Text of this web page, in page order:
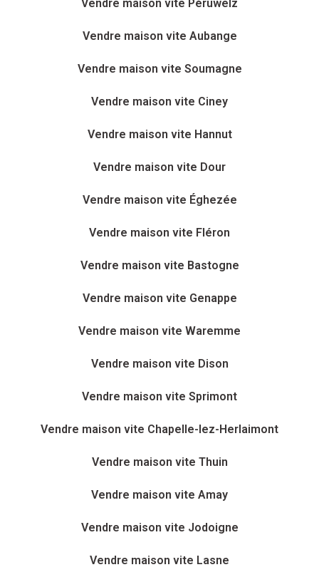
Vendre maison vite Péruwelz
Vendre maison vite Aubange
Vendre maison vite Soumagne
Vendre maison vite Ciney
Vendre maison vite Hannut
Vendre maison vite Dour
Vendre maison vite Éghezée
Vendre maison vite Fléron
Vendre maison vite Bastogne
Vendre maison vite Genappe
Vendre maison vite Waremme
Vendre maison vite Dison
Vendre maison vite Sprimont
Vendre maison vite Chapelle-lez-Herlaimont
Vendre maison vite Thuin
Vendre maison vite Amay
Vendre maison vite Jodoigne
Vendre maison vite Lasne